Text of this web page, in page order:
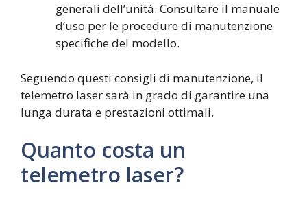
generali dell’unità. Consultare il manuale
d’uso per le procedure di manutenzione
specifiche del modello.
Seguendo questi consigli di manutenzione, il
telemetro laser sarà in grado di garantire una
lunga durata e prestazioni ottimali.
Quanto costa un
telemetro laser?